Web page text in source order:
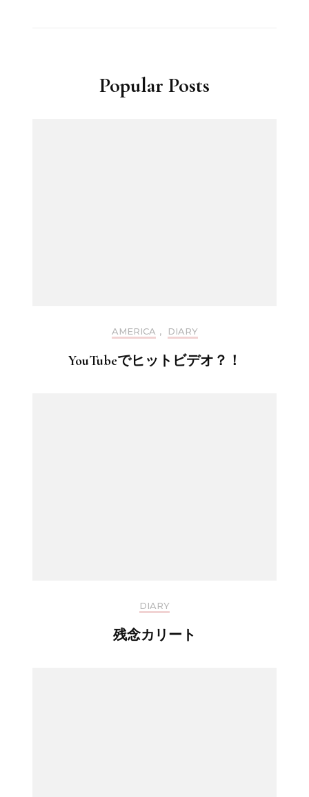
Popular Posts
AMERICA , DIARY
YouTubeでヒットビデオ？！
DIARY
残念カリート